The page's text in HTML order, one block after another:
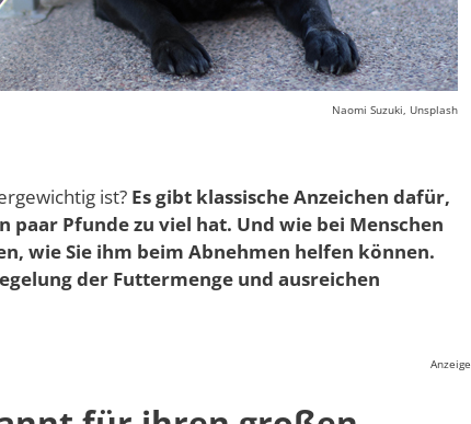
Naomi Suzuki, Unsplash
ist? Es gibt klassische Anzeichen dafür,
paar Pfunde zu viel hat. Und wie bei Menschen
wie Sie ihm beim Abnehmen helfen können.
der Futtermenge und ausreichen
Anzeige